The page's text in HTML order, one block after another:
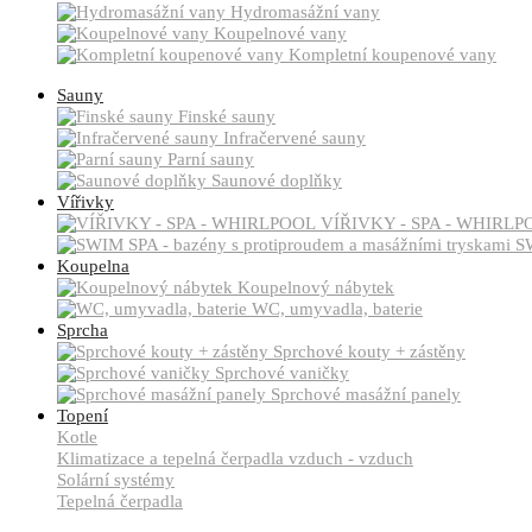
Hydromasážní vany
Koupelnové vany
Kompletní koupenové vany
Sauny
Finské sauny
Infračervené sauny
Parní sauny
Saunové doplňky
Vířivky
VÍŘIVKY - SPA -
Koupelna
Koupelnový nábytek
WC, umyvadla, baterie
Sprcha
Sprchové kouty + zástěny
Sprchové vaničky
Sprchové masážní panely
Topení
Kotle
Klimatizace a tepelná čerpadla vzduch - vzduch
Solární systémy
Tepelná čerpadla